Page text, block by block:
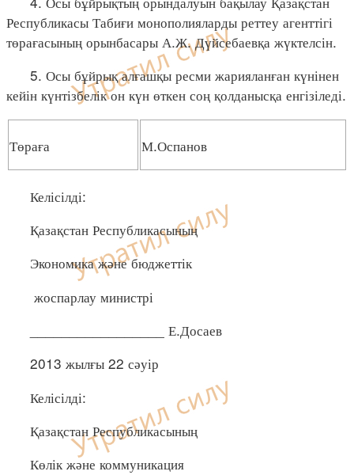
Республикасы Табиғи монополияларды реттеу агенттігі
төрағасының орынбасары А.Ж. Дүйсебаевқа жүктелсін.
5. Осы бұйрық алғашқы ресми жарияланған күнінен
кейін күнтізбелік он күн өткен соң қолданысқа енгізіледі.
Төраға М.Оспанов
Келісілді:
Қазақстан Республикасының
Экономика және бюджеттік
жоспарлау министрі
_________________ Е.Досаев
2013 жылғы 22 сәуір
Келісілді:
Қазақстан Республикасының
Көлік және коммуникация